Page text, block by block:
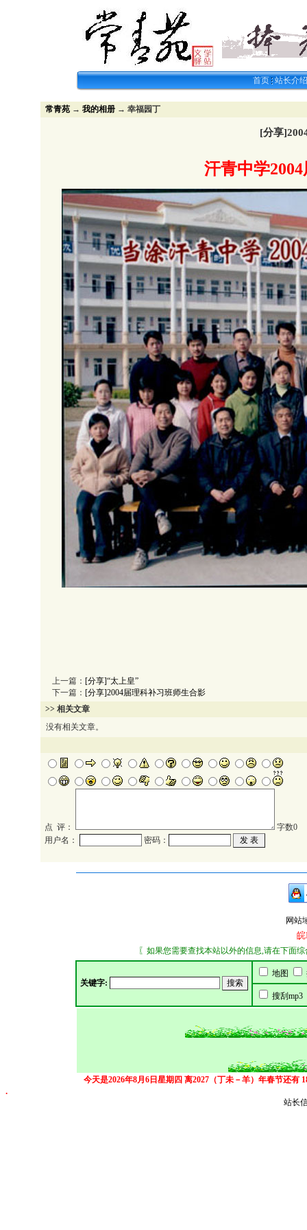
首页 站长介绍
常青苑 → 我的相册 → 幸福园丁
[分享
汗青中学
上一篇： [分享]“太上皇”
下一篇： [分享]2004届理科补习班师生合影
>> 相关文章
没有相关文章。
点 评： 字数0
用户名：
密码：
网站
皖
〖如果您需要查找本站以外的信息,请在下面综合搜索
关键字:
地图
搜刮mp3
今天是2026年8月6日星期四 离2027（丁未－羊）年春节还有
.
站长